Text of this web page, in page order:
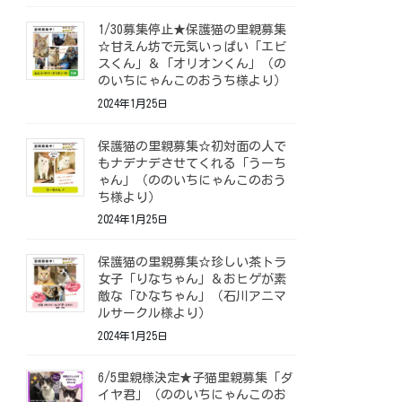
1/30募集停止★保護猫の里親募集
☆甘えん坊で元気いっぱい「エビ
スくん」＆「オリオンくん」（の
のいちにゃんこのおうち様より）
2024年1月25日
保護猫の里親募集☆初対面の人で
もナデナデさせてくれる「うーち
ゃん」（ののいちにゃんこのおう
ち様より）
2024年1月25日
保護猫の里親募集☆珍しい茶トラ
女子「りなちゃん」＆おヒゲが素
敵な「ひなちゃん」（石川アニマ
ルサークル様より）
2024年1月25日
6/5里親様決定★子猫里親募集「ダ
イヤ君」（ののいちにゃんこのお